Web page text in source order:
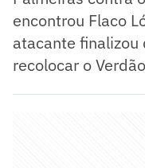
encontrou Flaco
atacante finalizou
recolocar o